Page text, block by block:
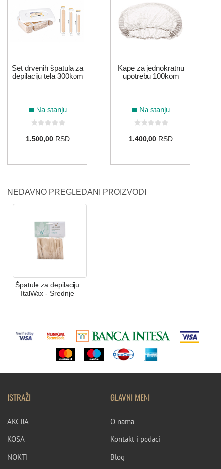
Set drvenih špatula za
depilaciju tela 300kom
Na stanju
1.500,00RSD
Kape za jednokratnu
upotrebu 100kom
Na stanju
1.400,00RSD
NEDAVNO PREGLEDANI PROIZVODI
Špatule za depilaciju
ItalWax - Srednje
ISTRAŽI
AKCIJA
KOSA
NOKTI
GLAVNI MENI
O nama
Kontakt i podaci
Blog